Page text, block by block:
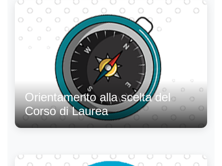
Orientamento alla scelta del
Corso di Laurea